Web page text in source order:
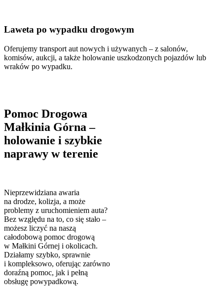
Laweta po wypadku drogowym
Oferujemy transport aut nowych i używanych – z salonów,
komisów, aukcji, a także holowanie uszkodzonych pojazdów lub
wraków po wypadku.
Pomoc Drogowa
Małkinia Górna –
holowanie i szybkie
naprawy w terenie
Nieprzewidziana awaria
na drodze, kolizja, a może
problemy z uruchomieniem auta?
Bez względu na to, co się stało –
możesz liczyć na naszą
całodobową pomoc drogową
w Małkini Górnej i okolicach.
Działamy szybko, sprawnie
i kompleksowo, oferując zarówno
doraźną pomoc, jak i pełną
obsługę powypadkową.